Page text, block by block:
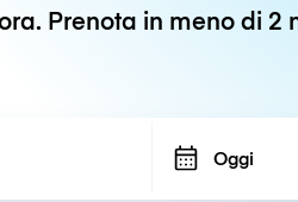
Prenota in meno di 2
Oggi